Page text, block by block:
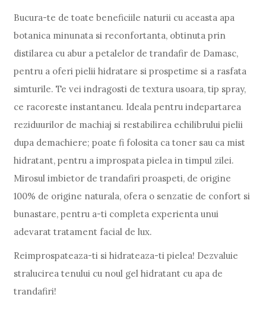
Bucura-te de toate beneficiile naturii cu aceasta apa
botanica minunata si reconfortanta, obtinuta prin
distilarea cu abur a petalelor de trandafir de Damasc,
pentru a oferi pielii hidratare si prospetime si a rasfata
simturile. Te vei indragosti de textura usoara, tip spray,
ce racoreste instantaneu. Ideala pentru indepartarea
reziduurilor de machiaj si restabilirea echilibrului pielii
dupa demachiere; poate fi folosita ca toner sau ca mist
hidratant, pentru a improspata pielea in timpul zilei.
Mirosul imbietor de trandafiri proaspeti, de origine
100% de origine naturala, ofera o senzatie de confort si
bunastare, pentru a-ti completa experienta unui
adevarat tratament facial de lux.
Reimprospateaza-ti si hidrateaza-ti pielea! Dezvaluie
stralucirea tenului cu noul gel hidratant cu apa de
trandafiri!